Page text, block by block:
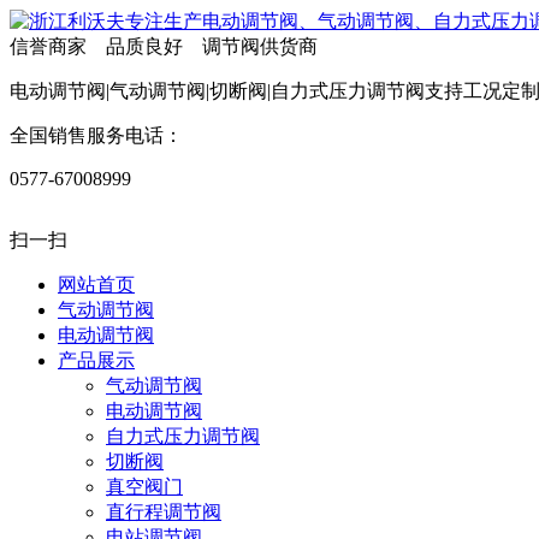
信誉商家 品质良好 调节阀供货商
电动调节阀|气动调节阀|切断阀|自力式压力调节阀支持工况定制
全国销售服务电话：
0577-67008999
扫一扫
网站首页
气动调节阀
电动调节阀
产品展示
气动调节阀
电动调节阀
自力式压力调节阀
切断阀
真空阀门
直行程调节阀